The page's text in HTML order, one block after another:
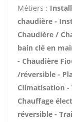
Métiers :
chaudière -
Chaudière /
bain clé en
- Chaudière
/réversible -
Climatisation -
Chauffage
réversible -